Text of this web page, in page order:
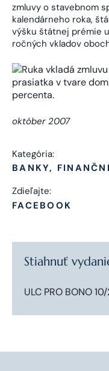
zmluvy o stavebnom
kalendárneho roka,
výšku štátnej prémie
ročných vkladov
október 2007
Kategória:
BANKY,
Zdieľajte:
FACEBOOK
Stiahnuť
ULC PRO BONO